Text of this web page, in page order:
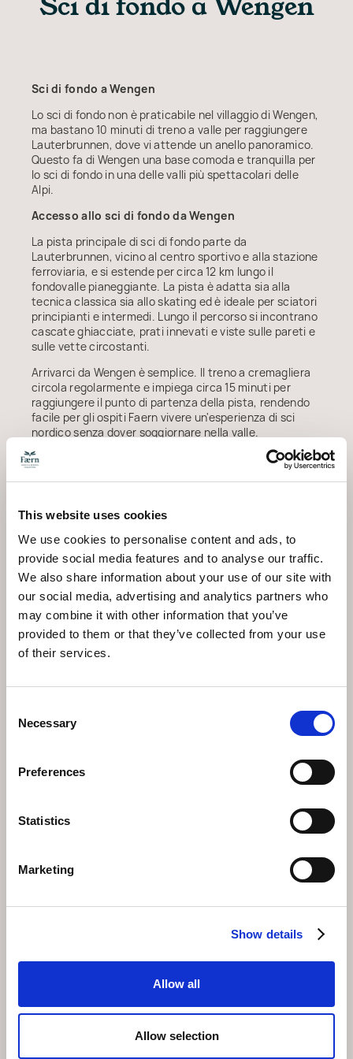
This website uses cookies
We use cookies to personalise content and ads, to
provide social media features and to analyse our traffic.
We also share information about your use of our site with
our social media, advertising and analytics partners who
may combine it with other information that you’ve
provided to them or that they’ve collected from your use
of their services.
Selection
Necessary
Preferences
Statistics
Marketing
Show details
Allow all
Allow selection
Sci di fondo a Wengen
Lo sci di fondo non è praticabile nel villaggio di Wengen,
ma bastano 10 minuti di treno a valle per raggiungere
Lauterbrunnen, dove vi attende un anello panoramico.
Questo fa di Wengen una base comoda e tranquilla per
lo sci di fondo in una delle valli più spettacolari delle
Alpi.
Accesso allo sci di fondo da Wengen
La pista principale di sci di fondo parte da
Lauterbrunnen, vicino al centro sportivo e alla stazione
ferroviaria, e si estende per circa 12 km lungo il
fondovalle pianeggiante. La pista è adatta sia alla
tecnica classica sia allo skating ed è ideale per sciatori
principianti e intermedi. Lungo il percorso si incontrano
cascate ghiacciate, prati innevati e viste sulle pareti e
sulle vette circostanti.
Arrivarci da Wengen è semplice. Il treno a cremagliera
circola regolarmente e impiega circa 15 minuti per
raggiungere il punto di partenza della pista, rendendo
facile per gli ospiti Faern vivere un'esperienza di sci
nordico senza dover soggiornare nella valle.
Altre opzioni nordiche nella regione
Sebbene Wengen non disponga di piste preparate, la
per lo sci di fondo a seconda delle condizioni di
periodi di buona neve, e le gite di un giorno verso la valle
di Goms o l'Haslital offrono reti più estese per gli
sciatori nordici più esperti.
Noleggio sci di fondo a Wengen e Lauterbrunnen
Le opzioni di noleggio per l'attrezzatura da sci di fondo
sono disponibili sia a Lauterbrunnen sia a Wengen:
nordica su richiesta; si consiglia di prenotare in
La maggior parte dei negozi offre scarponi, bastoncini e
consiglia agli ospiti di prenotare l'attrezzatura online o
di contattare il negozio prima dell'arrivo.
La pista di Lauterbrunnen è di solito aperta da metà
manutenzione della pista è frequente e l'accesso
presso il centro sportivo o tramite Loipen Schweiz. Le
un'esperienza pregressa o seguire un corso per
Soggiornate con Faern
Il Victoria Lauberhorn gode di una posizione ideale